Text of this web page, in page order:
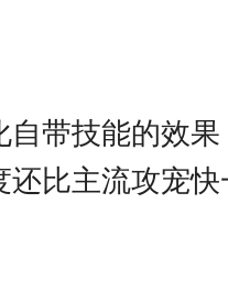
带技能的效果
还比主流攻宠